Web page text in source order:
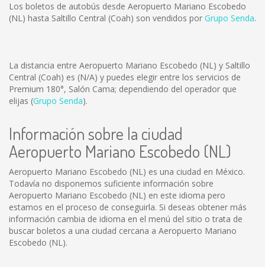
Los boletos de autobús desde Aeropuerto Mariano Escobedo
(NL) hasta Saltillo Central (Coah) son vendidos por Grupo Senda.
La distancia entre Aeropuerto Mariano Escobedo (NL) y Saltillo
Central (Coah) es (N/A) y puedes elegir entre los servicios de
Premium 180°, Salón Cama; dependiendo del operador que
elijas (Grupo Senda).
Información sobre la ciudad
Aeropuerto Mariano Escobedo (NL)
Aeropuerto Mariano Escobedo (NL) es una ciudad en México.
Todavía no disponemos suficiente información sobre
Aeropuerto Mariano Escobedo (NL) en este idioma pero
estamos en el proceso de conseguirla. Si deseas obtener más
información cambia de idioma en el menú del sitio o trata de
buscar boletos a una ciudad cercana a Aeropuerto Mariano
Escobedo (NL).